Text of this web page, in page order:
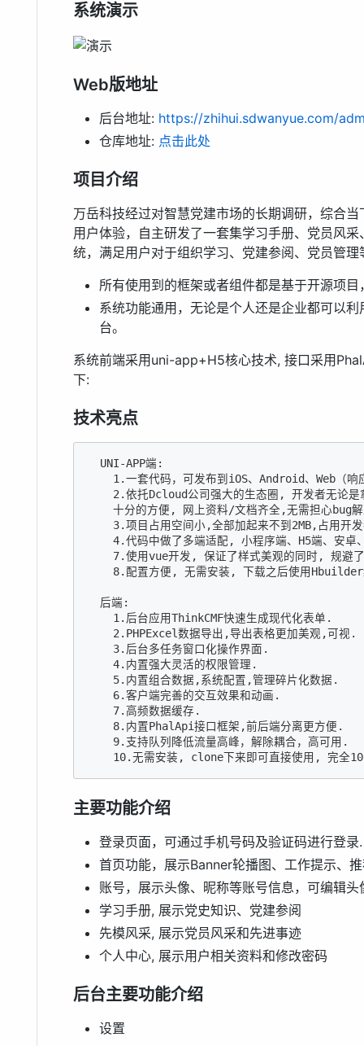
系统演示
Web版地址
后台地址: https://zhihui.sdwanyue.com/
仓库地址: 点击此处
项目介绍
万岳科技经过对智慧党建市场的长期调研，综合
用户体验，自主研发了一套集学习手册、党员风
统，满足用户对于组织学习、党建参阅、党员管
所有使用到的框架或者组件都是基于开源项
系统功能通用，无论是个人还是企业都可以
台。
系统前端采用uni-app+H5核心技术, 接口采用
下:
技术亮点
  UNI-APP端:
1.一套代码，可发布到iOS、Android、Web（响
2.依托Dcloud公司强大的生态圈, 开发者无论是
十分的方便, 网上资料/文档齐全,无需担心bug
3.项目占用空间小,全部加起来不到2MB,占用开
4.代码中做了多端适配, 小程序端、H5端、安卓
7.使用vue开发, 保证了样式美观的同时, 规避
8.配置方便, 无需安装, 下载之后使用
  后端:
    1.后台应用ThinkCMF快速生成现代化表单.
    2.PHPExcel数据导出,导出表格更加美观,可视.
    3.后台多任务窗口化操作界面.
    4.内置强大灵活的权限管理.
    5.内置组合数据,系统配置,管理碎片化数据.
    6.客户端完善的交互效果和动画.
    7.高频数据缓存.
    8.内置PhalApi接口框架,前后端分离更方便.
    9.支持队列降低流量高峰，解除耦合，高可用.
    10.无需安装,
clone
主要功能介绍
登录页面，可通过手机号码及验证码进行登录.
首页功能，展示Banner轮播图、工作提示、
账号，展示头像、昵称等账号信息，可编辑头
学习手册, 展示党史知识、党建参阅
先模风采, 展示党员风采和先进事迹
个人中心, 展示用户相关资料和修改密码
后台主要功能介绍
设置